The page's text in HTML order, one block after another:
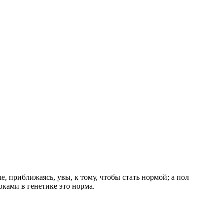
приближаясь, увы, к тому, чтобы стать нормой; а пол
в генетике это норма.